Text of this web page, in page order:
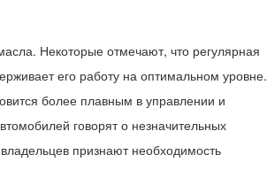
Некоторые отмечают, что регулярная
его работу на оптимальном уровне.
более плавным в управлении и
говорят о незначительных
признают необходимость